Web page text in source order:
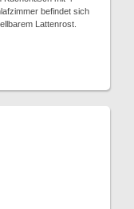
befindet sich
Lattenrost.